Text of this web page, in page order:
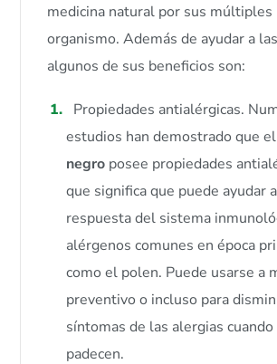
medicina natural por sus múltiples
organismo. Además de ayudar a
algunos de sus beneficios son:
Propiedades antialérgicas.
estudios han demostrado que
negro posee propiedades
que significa que puede ayudar
respuesta del sistema
alérgenos comunes en época
como el polen. Puede usarse a
preventivo o incluso para
síntomas de las alergias cuando
padecen.